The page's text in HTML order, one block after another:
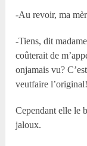
-Au revoir, ma
-Tiens, dit
coûterait de
onjamais vu?
veutfaire l’original!
Cependant elle le
jaloux.